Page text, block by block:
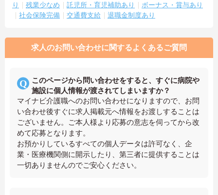
り
残業少なめ 託児所・育児補助あり
ボーナス・賞与あり
社会保険完備
交通費支給 退職金制度あり
求人のお問い合わせに関するよくあるご質問
このページから問い合わせをすると、すぐに病院や
施設に個人情報が渡されてしまいますか？
マイナビ介護職へのお問い合わせになりますので、お問
い合わせ後すぐに求人掲載元へ情報をお渡しすることは
ございません。ご本人様より応募の意志を伺ってから改
めて応募となります。
お預かりしているすべての個人データは許可なく、企
業・医療機関側に開示したり、第三者に提供することは
一切ありませんのでご安心ください。